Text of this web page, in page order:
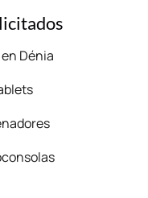
Dénia